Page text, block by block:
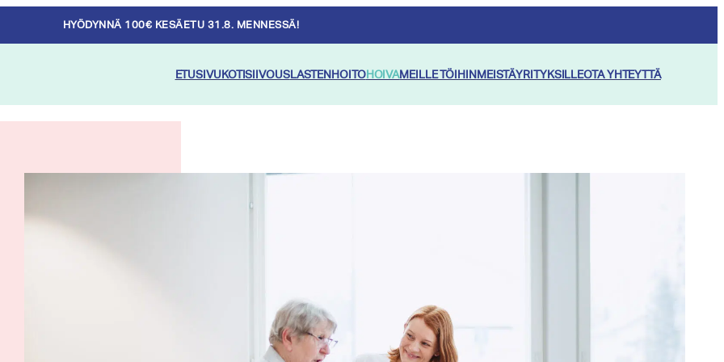
HYÖDYNNÄ 100€ KESÄETU 31.8. MENNESSÄ!
ETUSIVUKOTISIIVOUSLASTENHOITOHOIVAMEILLE TÖIHINMEISTÄYRITYKSILLEOTA YHTEYTTÄ